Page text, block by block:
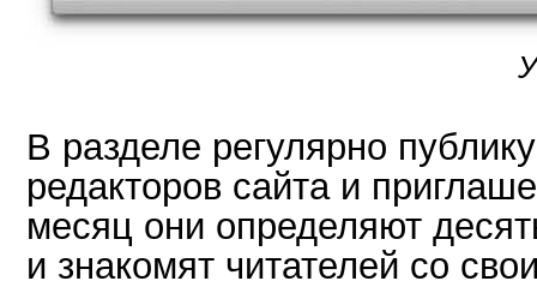
В разделе регулярно
редакторов сайта и
месяц они определяют
и знакомят читателей со